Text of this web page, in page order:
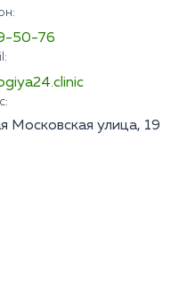
50-76
Московская улица, 19